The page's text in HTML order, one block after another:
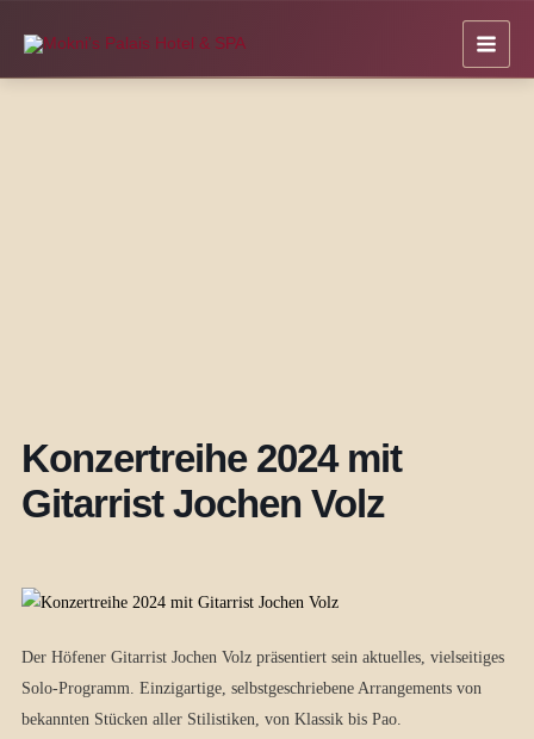
Inhalt
springen
Konzertreihe 2024 mit
Gitarrist Jochen Volz
Der Höfener Gitarrist Jochen Volz präsentiert sein aktuelles, vielseitiges
Solo-Programm. Einzigartige, selbstgeschriebene Arrangements von
bekannten Stücken aller Stilistiken, von Klassik bis Pao.